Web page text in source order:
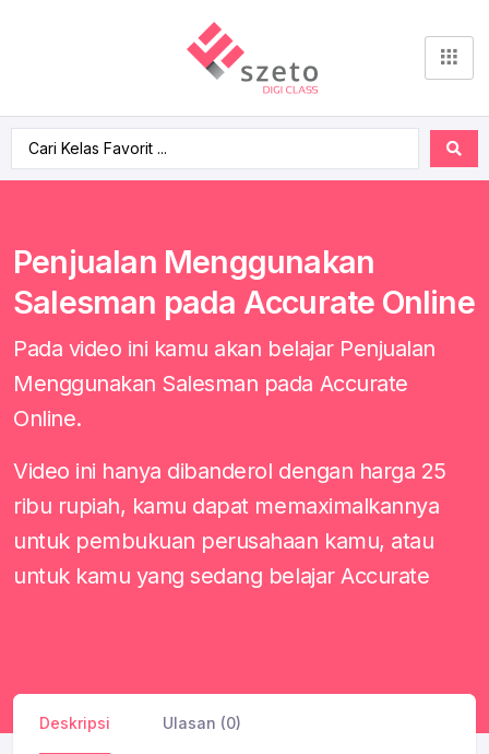
Penjualan Menggunakan
Salesman pada Accurate Online
Pada video ini kamu akan belajar Penjualan
Menggunakan Salesman pada Accurate
Online.
Video ini hanya dibanderol dengan harga 25
ribu rupiah, kamu dapat memaximalkannya
untuk pembukuan perusahaan kamu, atau
untuk kamu yang sedang belajar Accurate
Deskripsi Ulasan (0)